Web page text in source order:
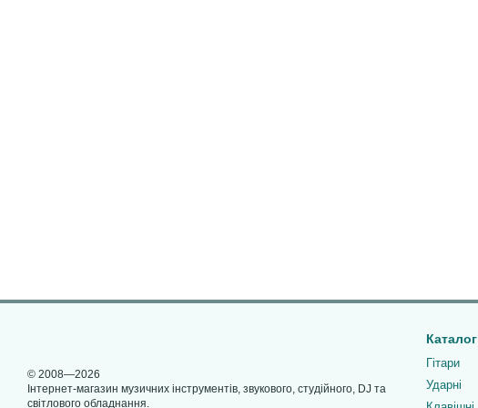
© 2008—2026
Інтернет-магазин музичних інструментів, звукового, студійного, DJ та
світлового обладнання.
Каталог
Гітари
Ударні